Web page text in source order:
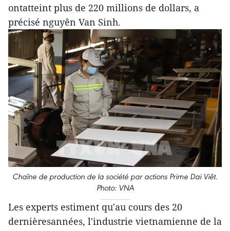
ontatteint plus de 220 millions de dollars, a
précisé nguyên Van Sinh.
Chaîne de production de la société par actions Prime Dai Viêt.
Photo: VNA
Les experts estiment qu'au cours des 20
dernièresannées, l'industrie vietnamienne de la